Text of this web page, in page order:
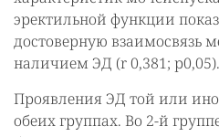
эректильной функции
достоверную взаимосвязь
наличием ЭД (r 0,381; р0,05).
Проявления ЭД той или
обеих группах. Во 2-й